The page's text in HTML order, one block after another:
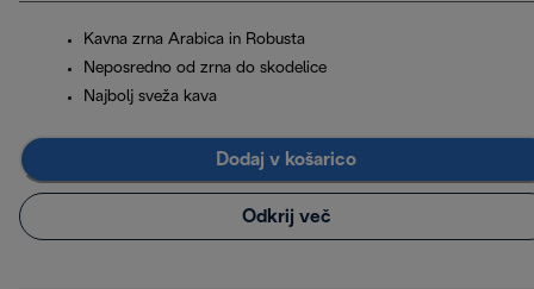
Kavna zrna Arabica in Robusta
Neposredno od zrna do skodelice
Najbolj sveža kava
Dodaj v košarico
Odkrij več